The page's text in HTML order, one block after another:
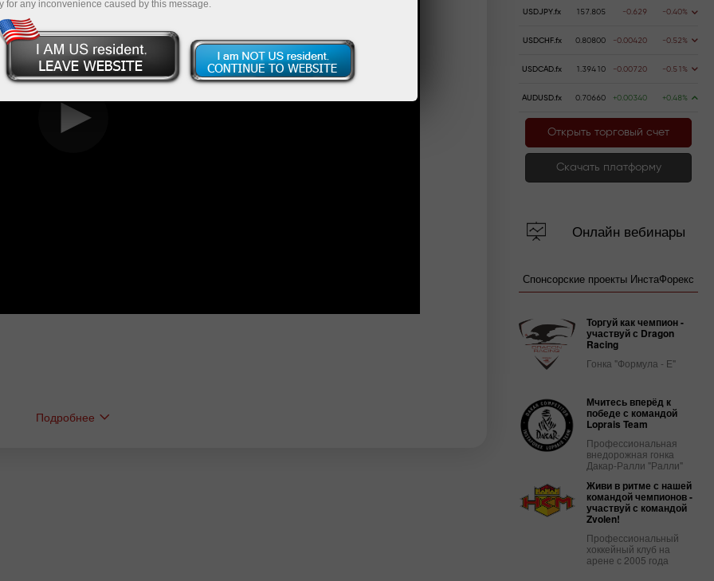
Подробнее
USDJPY.fx 157.805 -0.629 -0.40%
USDCHF.fx 0.80800 -0.00420 -0.52%
USDCAD.fx 1.39410 -0.00720 -0.51%
AUDUSD.fx 0.70660 +0.00340 +0.48%
Открыть торговый счет
Скачать платформу
Онлайн вебинары
Спонсорские проекты ИнстаФорекс
Торгуй как чемпион -
участвуй с Dragon
Racing
Гонка "Формула - Е"
Мчитесь вперёд к
победе с командой
Loprais Team
Профессиональная
внедорожная гонка
Дакар-Ралли "Ралли"
Живи в ритме с нашей
командой чемпионов -
участвуй с командой
Zvolen!
Профессиональный
хоккейный клуб на
арене с 2005 года
for any inconvenience caused by this message.